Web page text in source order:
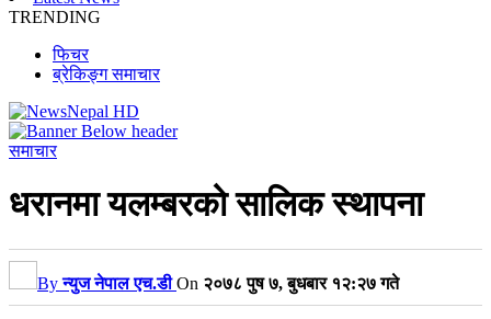
TRENDING
फिचर
ब्रेकिङ्ग समाचार
समाचार
धरानमा यलम्बरको सालिक स्थापना
Byन्युज नेपाल एच.डी On २०७८ पुष ७, बुधबार १२:२७ गते